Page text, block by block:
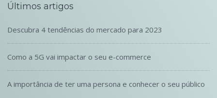
Últimos artigos
Descubra 4 tendências do mercado para 2023
Como a 5G vai impactar o seu e-commerce
A importância de ter uma persona e conhecer o seu público